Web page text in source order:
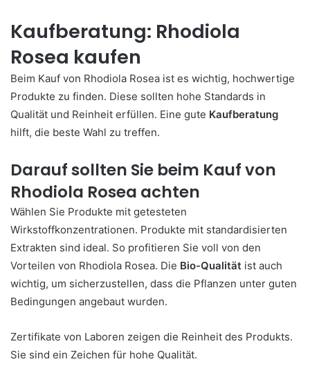
Kaufberatung: Rhodiola
Rosea kaufen
Beim Kauf von Rhodiola Rosea ist es wichtig, hochwertige
Produkte zu finden. Diese sollten hohe Standards in
Qualität und Reinheit erfüllen. Eine gute Kaufberatung
hilft, die beste Wahl zu treffen.
Darauf sollten Sie beim Kauf von
Rhodiola Rosea achten
Wählen Sie Produkte mit getesteten
Wirkstoffkonzentrationen. Produkte mit standardisierten
Extrakten sind ideal. So profitieren Sie voll von den
Vorteilen von Rhodiola Rosea. Die Bio-Qualität ist auch
wichtig, um sicherzustellen, dass die Pflanzen unter guten
Bedingungen angebaut wurden.
Zertifikate von Laboren zeigen die Reinheit des Produkts.
Sie sind ein Zeichen für hohe Qualität.